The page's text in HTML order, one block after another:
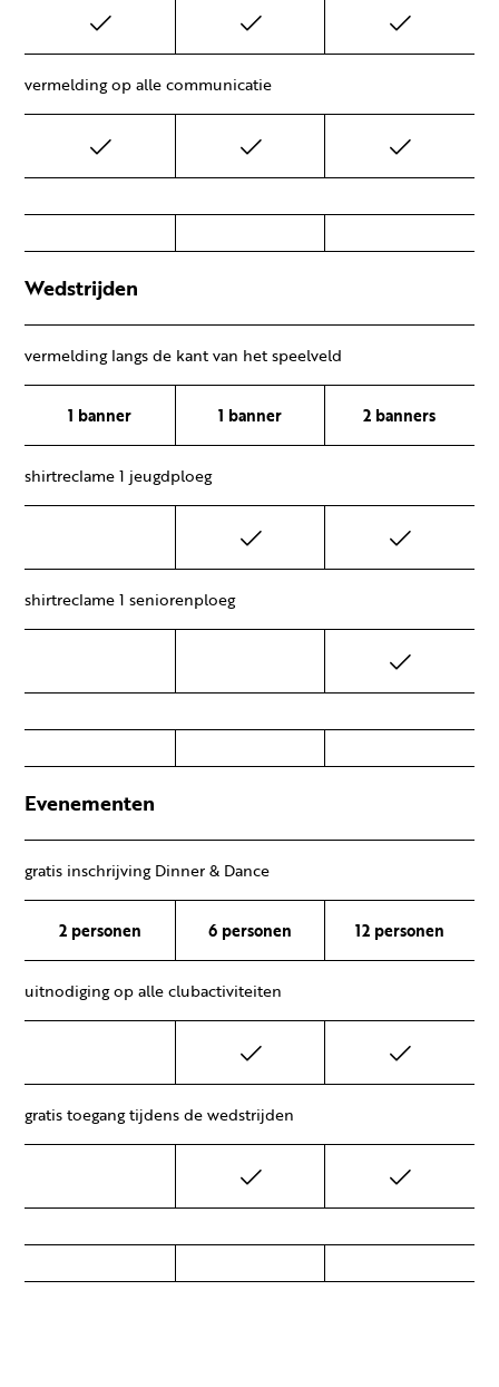
vermelding op alle communicatie
Wedstrijden
vermelding langs de kant van het speelveld
1 banner 1 banner 2 banners
shirtreclame 1 jeugdploeg
shirtreclame 1 seniorenploeg
Evenementen
gratis inschrijving Dinner & Dance
2 personen 6 personen 12 personen
uitnodiging op alle clubactiviteiten
gratis toegang tijdens de wedstrijden